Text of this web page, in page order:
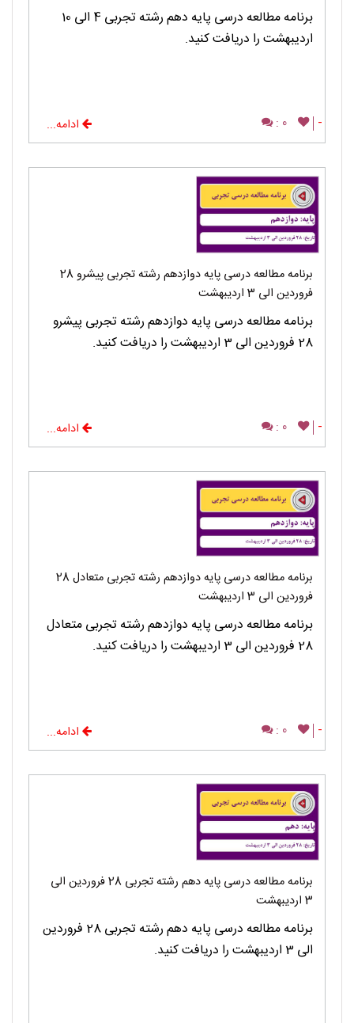
برنامه مطالعه درسی پایه دهم رشته تجربی 4 الی 10
اردیبهشت را دریافت کنید.
-
0 : ادامه...
برنامه مطالعه درسی پایه دوازدهم رشته تجربی پیشرو 28
فروردین الی 3 اردیبهشت
برنامه مطالعه درسی پایه دوازدهم رشته تجربی پیشرو
28 فروردین الی 3 اردیبهشت را دریافت کنید.
-
0 : ادامه...
برنامه مطالعه درسی پایه دوازدهم رشته تجربی متعادل 28
فروردین الی 3 اردیبهشت
برنامه مطالعه درسی پایه دوازدهم رشته تجربی متعادل
28 فروردین الی 3 اردیبهشت را دریافت کنید.
-
0 : ادامه...
برنامه مطالعه درسی پایه دهم رشته تجربی 28 فروردین الی
3 اردیبهشت
برنامه مطالعه درسی پایه دهم رشته تجربی 28 فروردین
الی 3 اردیبهشت را دریافت کنید.